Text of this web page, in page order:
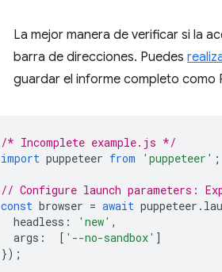
La mejor manera de verificar si la
barra de direcciones. Puedes
guardar el informe completo como
/* Incomplete example.js */
import puppeteer from 'puppeteer' ;
// Configure launch parameters:
const browser = await puppeteer .
headless : 'new' ,
args : [ '--no-sandbox' ]
});